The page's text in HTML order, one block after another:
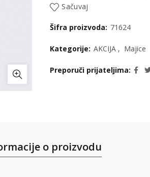
Sačuvaj
Šifra proizvoda: 71624
Kategorije: AKCIJA , Majice
Preporuči prijateljima
o proizvodu